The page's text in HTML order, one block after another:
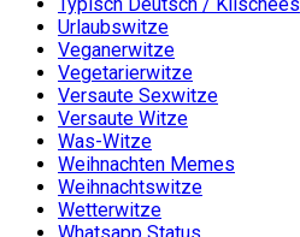
Urlaubswitze
Veganerwitze
Vegetarierwitze
Versaute Sexwitze
Versaute Witze
Was-Witze
Weihnachten Memes
Weihnachtswitze
Wetterwitze